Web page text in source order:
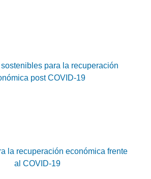
para la recuperación
post COVID-19
la recuperación económica frente
al COVID-19